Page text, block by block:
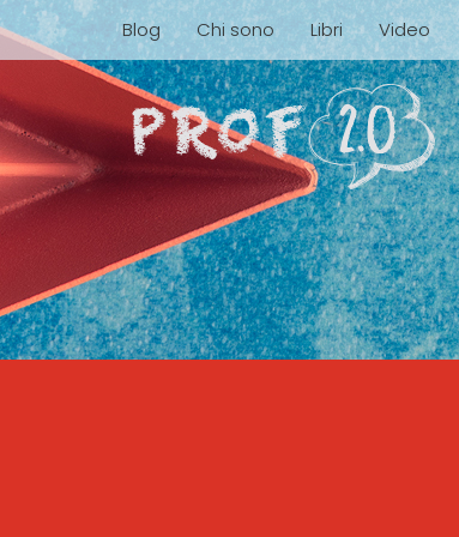
Blog Chi sono Libri Video